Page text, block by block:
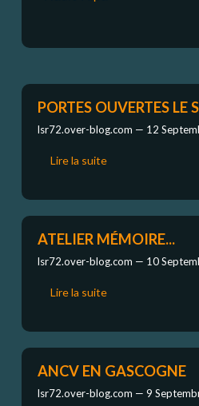
PORTES OUVERTES LE
lsr72.over-blog.com — 12
Lire la suite
ATELIER MÉMOIRE...
lsr72.over-blog.com — 10
Lire la suite
ANCV EN GASCOGNE
lsr72.over-blog.com — 9